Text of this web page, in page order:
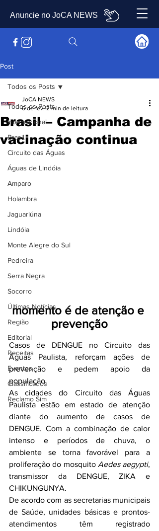
Anuncie no JoCA NEWS
Post
Todos os Posts
Internacional
Brasil
Circuito das Águas
Águas de Lindóia
Amparo
Holambra
Jaguariúna
Lindóia
Monte Alegre do Sul
Pedreira
Serra Negra
Socorro
Últimas Notícias
Região
Editorial
Receitas
Eventos
Classificados
Reclamo Sim
Todos os Posts
Brasil – Campanha de
vacinação continua
JoCA NEWS
6 de fev. 2 min de leitura
momento é de atenção e
prevenção
Casos de DENGUE no Circuito das
Águas Paulista, reforçam ações de
prevenção e pedem apoio da
população.
As cidades do Circuito das Águas
Paulista estão em estado de atenção
diante do aumento de casos de
DENGUE. Com a combinação de calor
intenso e períodos de chuva, o
ambiente se torna favorável para a
proliferação do mosquito Aedes aegypti,
transmissor da DENGUE, ZIKA e
CHIKUNGUNYA.
De acordo com as secretarias municipais
de Saúde, unidades básicas e prontos-
atendimentos têm registrado